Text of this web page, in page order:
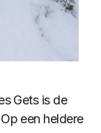
Gets is de
een heldere